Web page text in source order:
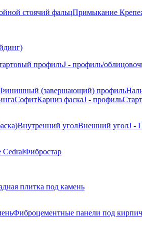
стоячий фальцПримыкание
профильJ - профиль/
(завершающий) профиль
СофитКарниз фаскаJ - профиль
Внутренний уголВнешний уголJ -
Фибростар
плитка под камень
Фиброцементные панели под кирпич